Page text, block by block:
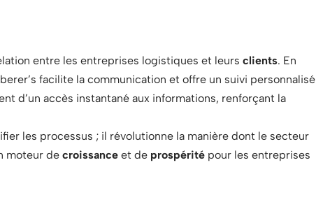
entre les entreprises logistiques et leurs clients. En
facilite la communication et offre un suivi personnalisé
d’un accès instantané aux informations, renforçant la
les processus ; il révolutionne la manière dont le secteur
moteur de croissance et de prospérité pour les entreprises